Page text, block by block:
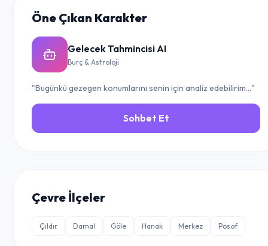
Öne Çıkan Karakter
Gelecek Tahmincisi AI
Burç & Astroloji
"Bugünkü gezegen konumlarını senin için analiz edebilirim..."
Sohbet Et
Çevre İlçeler
Çıldır Damal Göle Hanak Merkez Posof